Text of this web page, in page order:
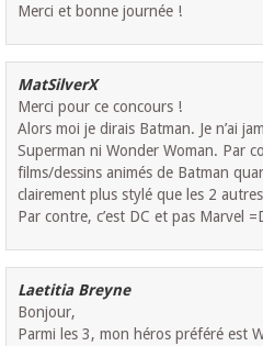
Merci et bonne journée !
MatSilverX
Merci pour ce concours !
Alors moi je dirais Batman. Je n’ai
Superman ni Wonder Woman. Par
films/dessins animés de Batman
clairement plus stylé que les 2
Par contre, c’est DC et pas Marvel
Laetitia Breyne
Bonjour,
Parmi les 3, mon héros préféré est